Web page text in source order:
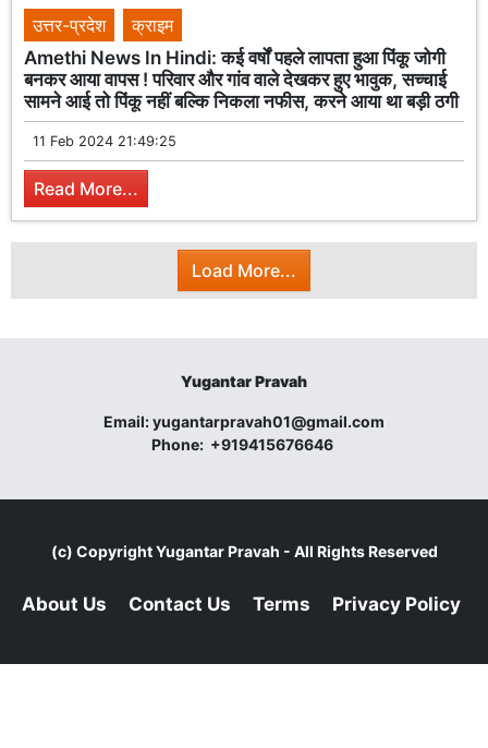
उत्तर-प्रदेश
क्राइम
Amethi News In Hindi: कई वर्षों पहले लापता हुआ पिंकू जोगी
बनकर आया वापस ! परिवार और गांव वाले देखकर हुए भावुक, सच्चाई
सामने आई तो पिंकू नहीं बल्कि निकला नफीस, करने आया था बड़ी ठगी
11 Feb 2024 21:49:25
Read More...
Load More...
Yugantar Pravah
Email:yugantarpravah01@gmail.com
Phone: +919415676646
(c) CopyrightYugantar Pravah - All Rights Reserved
About Us Contact Us Terms Privacy Policy